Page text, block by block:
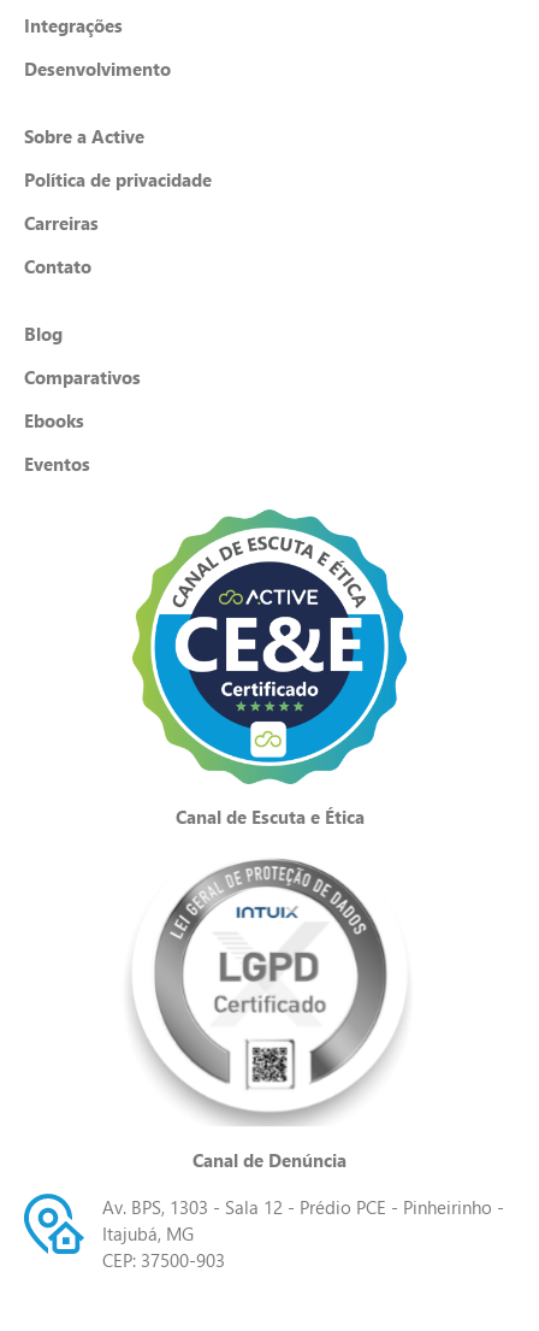
Integrações
Desenvolvimento
Sobre a Active
Política de privacidade
Carreiras
Contato
Blog
Comparativos
Ebooks
Eventos
Canal de Escuta e Ética
Canal de Denúncia
Av. BPS, 1303 - Sala 12 - Prédio PCE - Pinheirinho -
Itajubá, MG
CEP: 37500-903